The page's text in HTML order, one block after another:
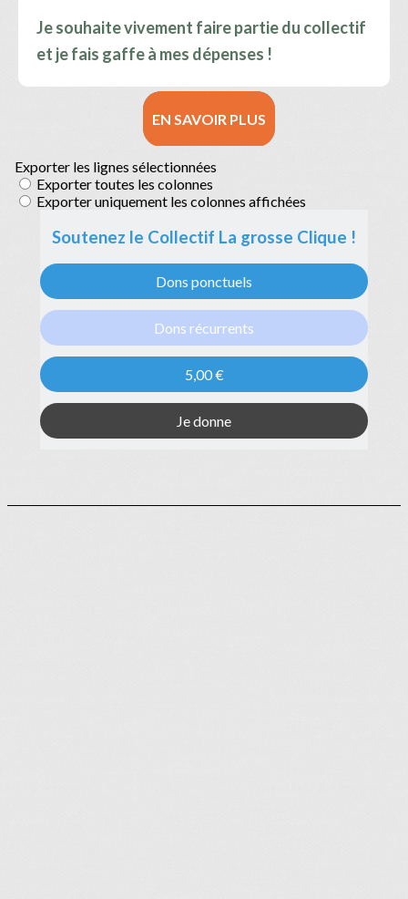
Je souhaite vivement faire partie du collectif
et jefais gaffe à mes dépenses !
EN SAVOIR PLUS